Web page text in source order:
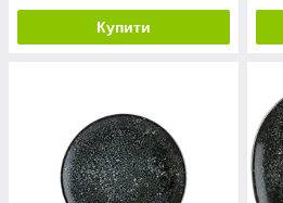
Купити